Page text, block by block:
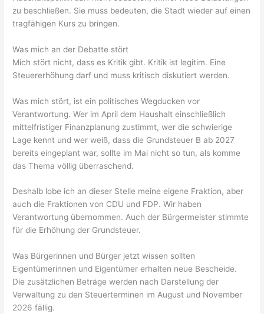
zu beschließen. Sie muss bedeuten, die Stadt wieder auf einen
tragfähigen Kurs zu bringen.
Was mich an der Debatte stört
Mich stört nicht, dass es Kritik gibt. Kritik ist legitim. Eine
Steuererhöhung darf und muss kritisch diskutiert werden.
Was mich stört, ist ein politisches Wegducken vor
Verantwortung. Wer im April dem Haushalt einschließlich
mittelfristiger Finanzplanung zustimmt, wer die schwierige
Lage kennt und wer weiß, dass die Grundsteuer B ab 2027
bereits eingeplant war, sollte im Mai nicht so tun, als komme
das Thema völlig überraschend.
Deshalb lobe ich an dieser Stelle meine eigene Fraktion, aber
auch die Fraktionen von CDU und FDP. Wir haben
Verantwortung übernommen. Auch der Bürgermeister stimmte
für die Erhöhung der Grundsteuer.
Was Bürgerinnen und Bürger jetzt wissen sollten
Eigentümerinnen und Eigentümer erhalten neue Bescheide.
Die zusätzlichen Beträge werden nach Darstellung der
Verwaltung zu den Steuerterminen im August und November
2026 fällig.